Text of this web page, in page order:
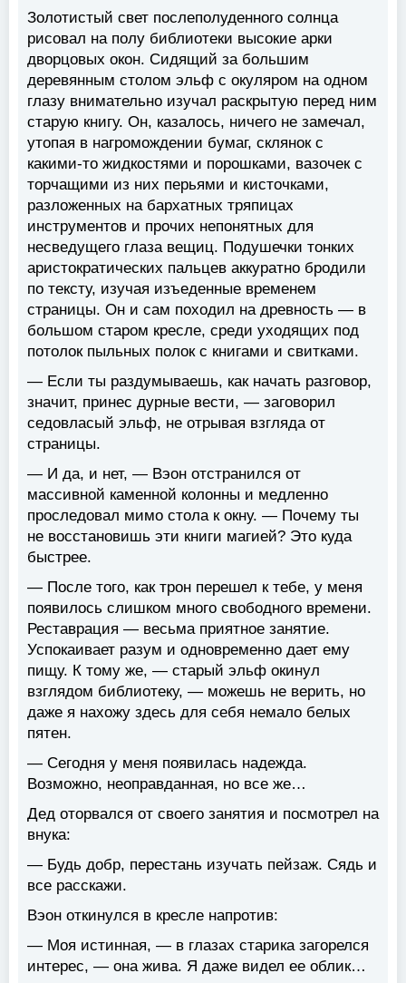
Золотистый свет послеполуденного солнца
рисовал на полу библиотеки высокие арки
дворцовых окон. Сидящий за большим
деревянным столом эльф с окуляром на одном
глазу внимательно изучал раскрытую перед ним
старую книгу. Он, казалось, ничего не замечал,
утопая в нагромождении бумаг, склянок с
какими-то жидкостями и порошками, вазочек с
торчащими из них перьями и кисточками,
разложенных на бархатных тряпицах
инструментов и прочих непонятных для
несведущего глаза вещиц. Подушечки тонких
аристократических пальцев аккуратно бродили
по тексту, изучая изъеденные временем
страницы. Он и сам походил на древность — в
большом старом кресле, среди уходящих под
потолок пыльных полок с книгами и свитками.
— Если ты раздумываешь, как начать разговор,
значит, принес дурные вести, — заговорил
седовласый эльф, не отрывая взгляда от
страницы.
— И да, и нет, — Вэон отстранился от
массивной каменной колонны и медленно
проследовал мимо стола к окну. — Почему ты
не восстановишь эти книги магией? Это куда
быстрее.
— После того, как трон перешел к тебе, у меня
появилось слишком много свободного времени.
Реставрация — весьма приятное занятие.
Успокаивает разум и одновременно дает ему
пищу. К тому же, — старый эльф окинул
взглядом библиотеку, — можешь не верить, но
даже я нахожу здесь для себя немало белых
пятен.
— Сегодня у меня появилась надежда.
Возможно, неоправданная, но все же…
Дед оторвался от своего занятия и посмотрел на
внука:
— Будь добр, перестань изучать пейзаж. Сядь и
все расскажи.
Вэон откинулся в кресле напротив:
— Моя истинная, — в глазах старика загорелся
интерес, — она жива. Я даже видел ее облик…